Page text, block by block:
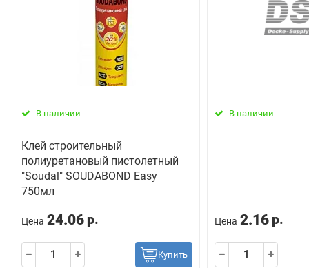
В наличии
Клей строительный
полиуретановый пистолетный
"Soudal" SOUDABOND Easy
750мл
Цена 24.06 р.
Купить
В наличии
Цена 2.16 р.